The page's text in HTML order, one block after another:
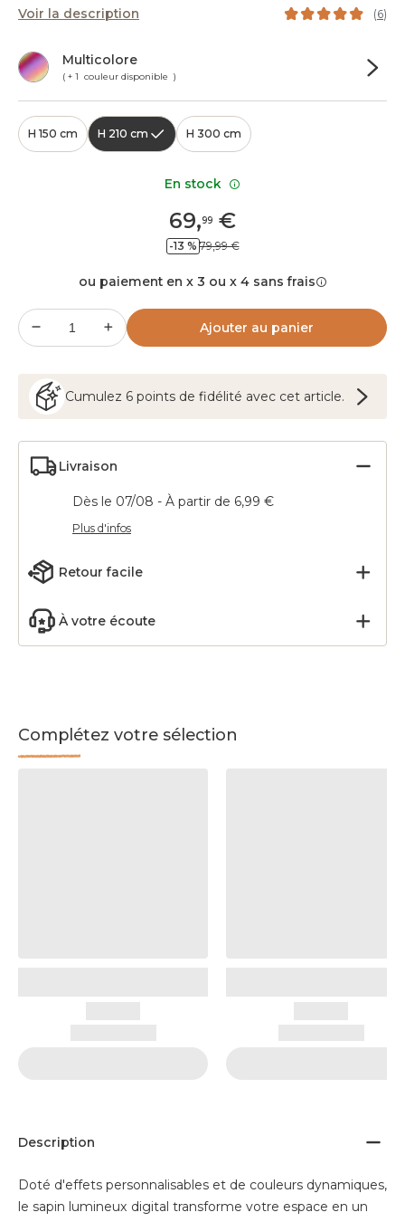
Voir la description (6)
Multicolore
( + 1 couleur disponible )
H 150 cm H 210 cm H 300 cm
69,99 €
-13 % 79,99 €
ou paiement en x 3 ou x 4 sans frais
Ajouter au panier
Cumulez 6 points de fidélité avec cet article.
Livraison
Dès le 07/08 - À partir de 6,99 €
Plus d'infos
Retour facile
À votre écoute
Complétez votre sélection
Description
Doté d'effets personnalisables et de couleurs dynamiques,
le sapin lumineux digital transforme votre espace en un